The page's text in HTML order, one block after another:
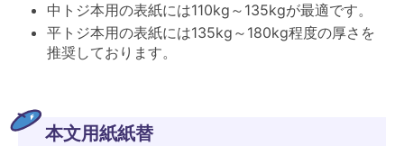
中トジ本用の表紙には110kg～135kgが最適です。
平トジ本用の表紙には135kg～180kg程度の厚さを
推奨しております。
本文用紙紙替